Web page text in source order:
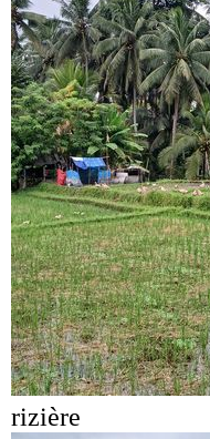
rizière